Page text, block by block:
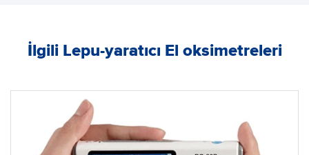
İlgili Lepu-yaratıcı El oksimetreleri